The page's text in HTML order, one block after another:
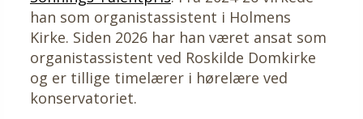
han som organistassistent i Holmens
Kirke. Siden 2026 har han været ansat som
organistassistent ved Roskilde Domkirke
og er tillige timelærer i hørelære ved
konservatoriet.